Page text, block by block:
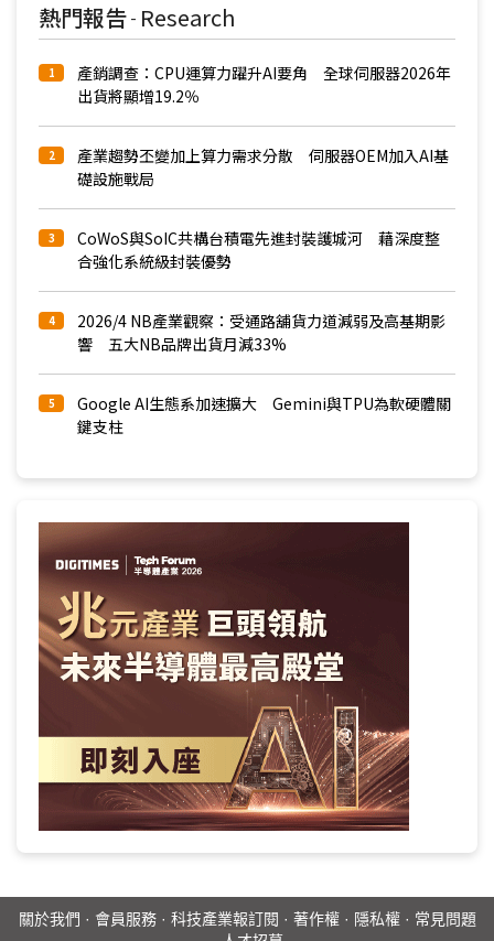
熱門報告 - Research
1
產銷調查：CPU運算力躍升AI要角 全球伺服器2026年
出貨將顯增19.2％
2
產業趨勢丕變加上算力需求分散 伺服器OEM加入AI基
礎設施戰局
3
CoWoS與SoIC共構台積電先進封裝護城河 藉深度整
合強化系統級封裝優勢
4
2026/4 NB產業觀察：受通路舖貨力道減弱及高基期影
響 五大NB品牌出貨月減33%
5
Google AI生態系加速擴大 Gemini與TPU為軟硬體關
鍵支柱
關於我們 · 會員服務· 科技產業報訂閱 · 著作權· 隱私權· 常見問題